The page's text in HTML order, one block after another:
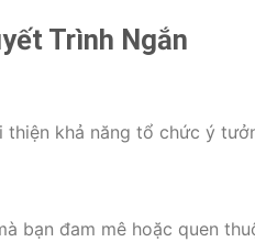
Trình Ngắn
thiện khả năng tổ chức ý
bạn đam mê hoặc quen